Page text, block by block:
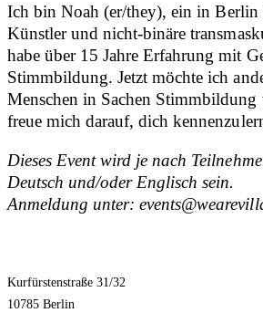
Ich bin Noah (er/they), ein in Berlin
Künstler und nicht-binäre
habe über 15 Jahre Erfahrung mit
Stimmbildung. Jetzt möchte ich
Menschen in Sachen
freue mich darauf, dich
Dieses Event wird je nach
Deutsch und/oder Englisch sein.
Anmeldung unter:
Kurfürstenstraße 31/32
10785 Berlin